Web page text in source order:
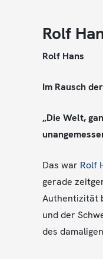
Rolf
Rolf Hans
Im Rausch
„Die Welt,
Das war Rolf
gerade
Authentizität
und der
des